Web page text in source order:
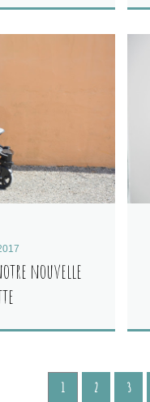
nouvelle
1 2 3